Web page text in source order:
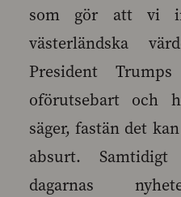
som gör att vi
västerländska
President
oförutsebart och
säger, fastän det
absurt.
dagarnas